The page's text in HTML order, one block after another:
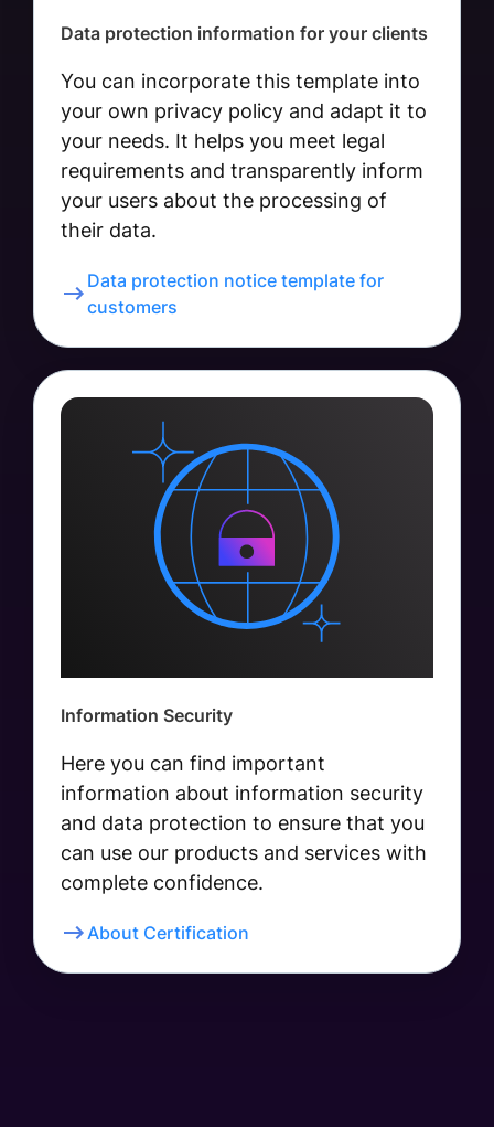
Data protection information for your clients
You can incorporate this template into
your own privacy policy and adapt it to
your needs. It helps you meet legal
requirements and transparently inform
your users about the processing of
their data.
Data protection notice template for
customers
Information Security
Here you can find important
information about information security
and data protection to ensure that you
can use our products and services with
complete confidence.
About Certification